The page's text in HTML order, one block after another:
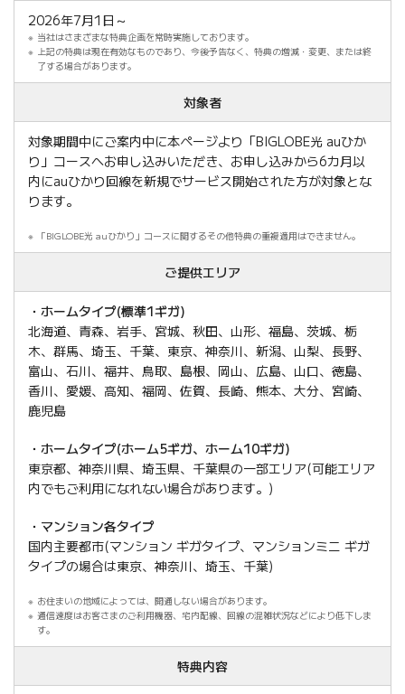
2026年7月1日～
当社はさまざまな特典企画を常時実施しております。
上記の特典は現在有効なものであり、今後予告なく、特典の増減・変更、または終
了する場合があります。
対象者
対象期間中にご案内中に本ページより「BIGLOBE光 auひか
り」コースへお申し込みいただき、お申し込みから6カ月以
内にauひかり回線を新規でサービス開始された方が対象とな
ります。
「BIGLOBE光 auひかり」コースに関するその他特典の重複適用はできません。
ご提供エリア
・ホームタイプ(標準1ギガ)
北海道、青森、岩手、宮城、秋田、山形、福島、茨城、栃
木、群馬、埼玉、千葉、東京、神奈川、新潟、山梨、長野、
富山、石川、福井、鳥取、島根、岡山、広島、山口、徳島、
香川、愛媛、高知、福岡、佐賀、長崎、熊本、大分、宮崎、
鹿児島
・ホームタイプ(ホーム5ギガ、ホーム10ギガ)
東京都、神奈川県、埼玉県、千葉県の一部エリア(可能エリア
内でもご利用になれない場合があります。)
・マンション各タイプ
国内主要都市(マンション ギガタイプ、マンションミニ ギガ
タイプの場合は東京、神奈川、埼玉、千葉)
お住まいの地域によっては、開通しない場合があります。
通信速度はお客さまのご利用機器、宅内配線、回線の混雑状況などにより低下しま
す。
特典内容